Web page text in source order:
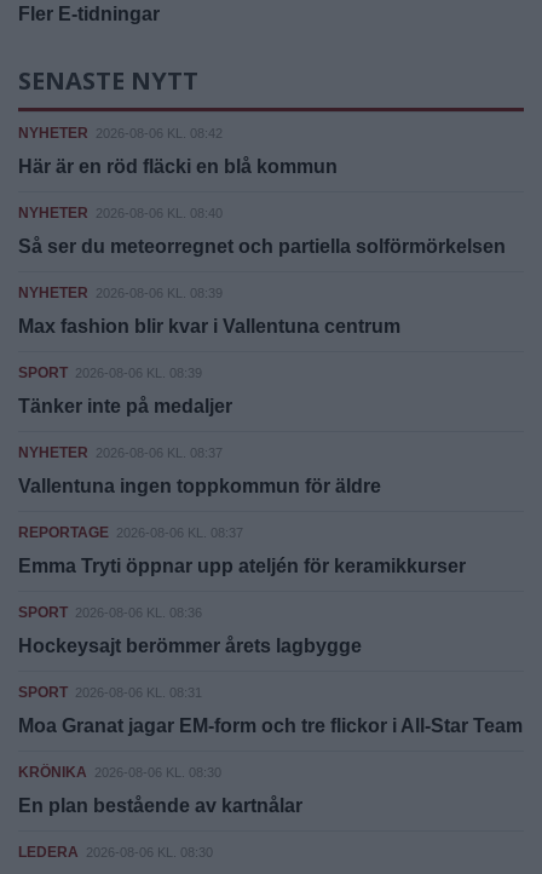
Fler E-tidningar
SENASTE NYTT
NYHETER 2026-08-06 KL. 08:42
Här är en röd fläcki en blå kommun
NYHETER 2026-08-06 KL. 08:40
Så ser du meteorregnet och partiella solförmörkelsen
NYHETER 2026-08-06 KL. 08:39
Max fashion blir kvar i Vallentuna centrum
SPORT 2026-08-06 KL. 08:39
Tänker inte på medaljer
NYHETER 2026-08-06 KL. 08:37
Vallentuna ingen toppkommun för äldre
REPORTAGE 2026-08-06 KL. 08:37
Emma Tryti öppnar upp ateljén för keramikkurser
SPORT 2026-08-06 KL. 08:36
Hockeysajt berömmer årets lagbygge
SPORT 2026-08-06 KL. 08:31
Moa Granat jagar EM-form och tre flickor i All-Star Team
KRÖNIKA 2026-08-06 KL. 08:30
En plan bestående av kartnålar
LEDERA 2026-08-06 KL. 08:30